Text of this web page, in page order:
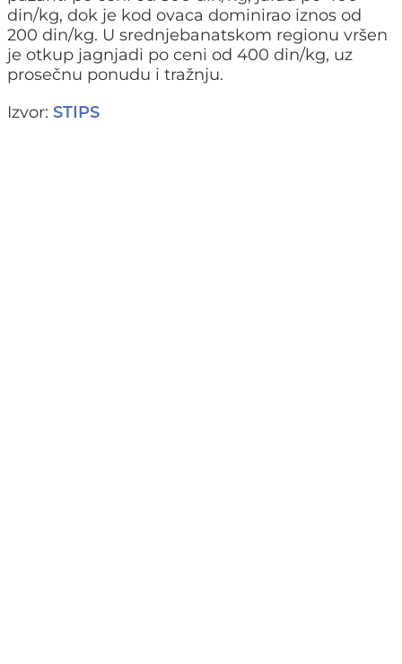
din/kg, dok je kod ovaca dominirao iznos od
200 din/kg. U srednjebanatskom regionu vršen
je otkup jagnjadi po ceni od 400 din/kg, uz
prosečnu ponudu i tražnju.
Izvor: STIPS